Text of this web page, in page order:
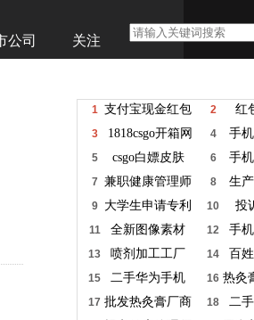
公司 关注